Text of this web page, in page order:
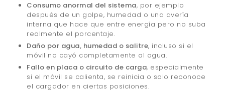
Consumo anormal del sistema, por ejemplo
después de un golpe, humedad o una avería
interna que hace que entre energía pero no suba
realmente el porcentaje.
Daño por agua, humedad o salitre, incluso si el
móvil no cayó completamente al agua.
Fallo en placa o circuito de carga, especialmente
si el móvil se calienta, se reinicia o solo reconoce
el cargador en ciertas posiciones.